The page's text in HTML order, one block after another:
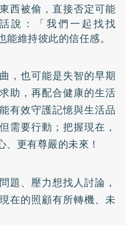
西被偷，直接否定可能
說：「我們一起找找
維持彼此的信任感。
，也可能是失智的早期
助，再配合健康的生活
有效守護記憶與生活品
需要行動；把握現在，
更有尊嚴的未來！
題、壓力想找人討論，
在的照顧有所轉機、未